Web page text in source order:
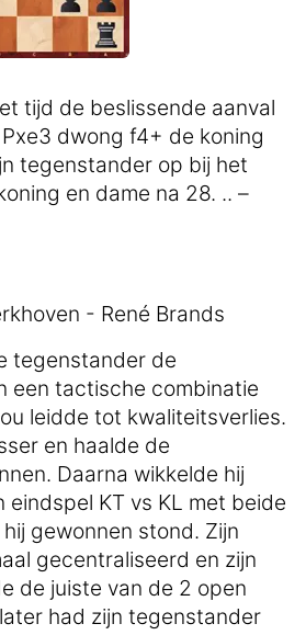
tijd de beslissende aanval
dwong f4+ de koning
tegenstander op bij het
en dame na 28. .. –
- René Brands
tegenstander de
een tactische combinatie
leidde tot kwaliteitsverlies.
en haalde de
Daarna wikkelde hij
eindspel KT vs KL met beide
gewonnen stond. Zijn
gecentraliseerd en zijn
de juiste van de 2 open
had zijn tegenstander